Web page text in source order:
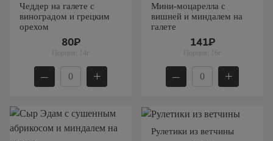
Чеддер на галете с
виноградом и грецким
орехом
80₽
Порция: 14г
– +
Мини-моцарелла с
вишней и миндалем на
галете
141₽
Порция: 16г
– +
Рулетики из ветчины